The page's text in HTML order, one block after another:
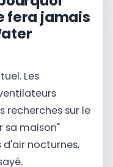
fera jamais
Les
recherches sur le
sa maison"
d'air nocturnes,